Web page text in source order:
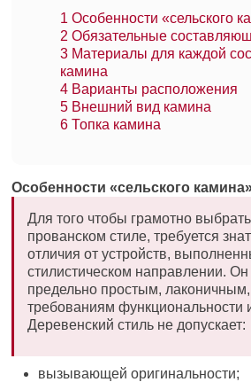
1 Особенности «сельского
2 Обязательные
3 Материалы для каждой
камина
4 Варианты расположения
5 Внешний вид камина
6 Топка камина
Особенности «сельского
Для того чтобы грамотно
прованском стиле, требуется
отличия от устройств,
стилистическом направлении.
предельно простым,
требованиям функциональности
Деревенский стиль не допускает:
вызывающей оригинальности;